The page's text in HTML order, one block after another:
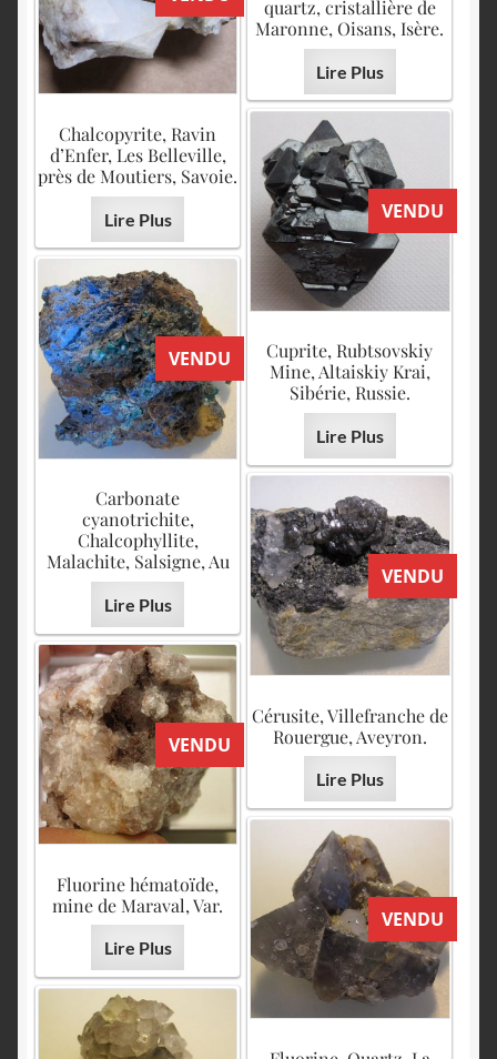
quartz, cristallière de
Maronne, Oisans, Isère.
Lire Plus
Chalcopyrite, Ravin
d’Enfer, Les Belleville,
près de Moutiers, Savoie.
Lire Plus VENDU
Cuprite, Rubtsovskiy
Mine, Altaiskiy Krai,
Sibérie, Russie.
Lire Plus
VENDU
Carbonate
cyanotrichite,
Chalcophyllite,
Malachite, Salsigne, Au
Lire Plus
VENDU
Cérusite, Villefranche de
Rouergue, Aveyron.
Lire Plus
VENDU
Fluorine hématoïde,
mine de Maraval, Var.
Lire Plus
VENDU